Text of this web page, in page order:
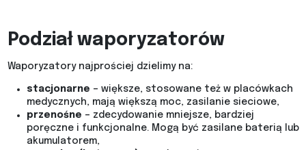
Podział waporyzatorów
Waporyzatory najprościej dzielimy na:
stacjonarne – większe, stosowane też w placówkach
medycznych, mają większą moc, zasilanie sieciowe,
przenośne – zdecydowanie mniejsze, bardziej
poręczne i funkcjonalne. Mogą być zasilane baterią lub
akumulatorem,